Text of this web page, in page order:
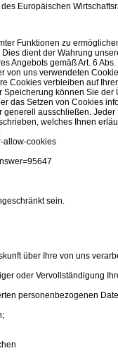
Europäischen
Funktionen zu
dient der Wahrung
gemäß Art. 6
uns verwendeten
Cookies verbleiben auf
können Sie
das Setzen von Cookies
ausschließen.
welches Ihnen
allow-cookies
sein.
über Ihre von uns
oder Vervollständigung
personenbezogenen